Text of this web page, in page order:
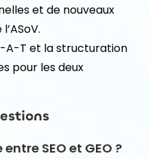
et de nouveaux
A-T et la structuration
pour les deux
SEO et GEO ?